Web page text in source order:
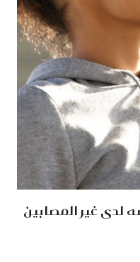
لدى غير المصابين